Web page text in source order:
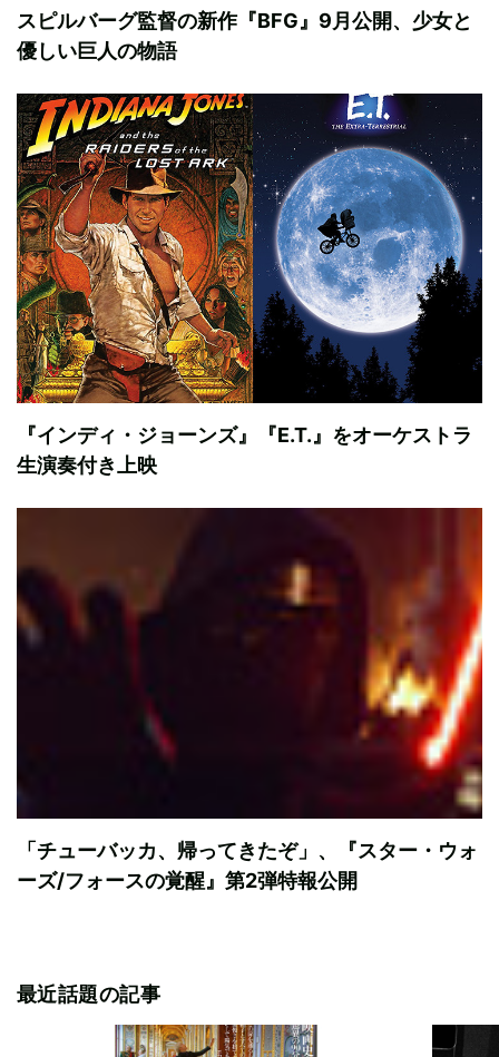
スピルバーグ監督の新作『BFG』9月公開、少女と
優しい巨人の物語
『インディ・ジョーンズ』『E.T.』をオーケストラ
生演奏付き上映
「チューバッカ、帰ってきたぞ」、『スター・ウォ
ーズ/フォースの覚醒』第2弾特報公開
最近話題の記事